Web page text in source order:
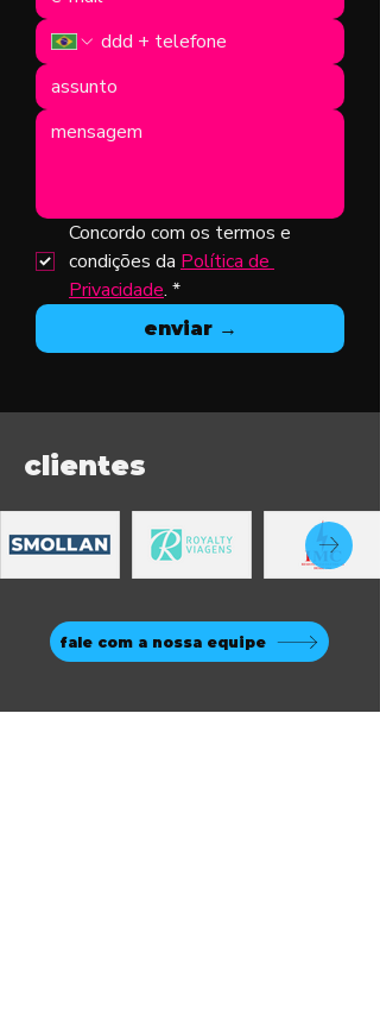
Concordo com os termos e
condições da Política de
Privacidade. *
enviar →
clientes
fale com a nossa equipe